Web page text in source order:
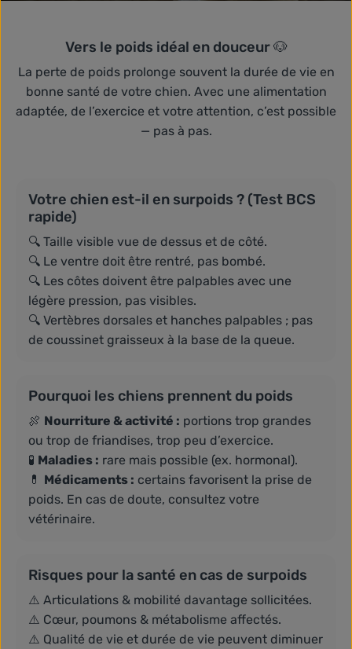
Vers le poids idéal en douceur 🐶
La perte de poids prolonge souvent la durée de vie en
bonne santé de votre chien. Avec une alimentation
adaptée, de l’exercice et votre attention, c’est possible
— pas à pas.
Votre chien est-il en surpoids ? (Test BCS
rapide)
🔍 Taille visible vue de dessus et de côté.
🔍 Le ventre doit être rentré, pas bombé.
🔍 Les côtes doivent être palpables avec une
légère pression, pas visibles.
🔍 Vertèbres dorsales et hanches palpables ; pas
de coussinet graisseux à la base de la queue.
Pourquoi les chiens prennent du poids
🍖 Nourriture & activité : portions trop grandes
ou trop de friandises, trop peu d’exercice.
🧪 Maladies : rare mais possible (ex. hormonal).
💊 Médicaments : certains favorisent la prise de
poids. En cas de doute, consultez votre
vétérinaire.
Risques pour la santé en cas de surpoids
⚠️ Articulations & mobilité davantage sollicitées.
⚠️ Cœur, poumons & métabolisme affectés.
⚠️ Qualité de vie et durée de vie peuvent diminuer